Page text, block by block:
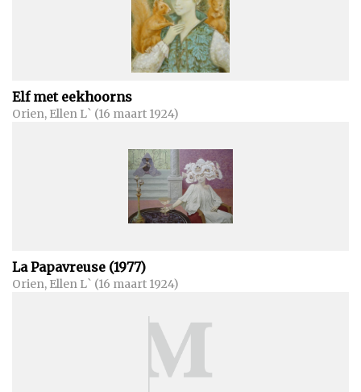
Elf met eekhoorns
Orien, Ellen L` (16 maart 1924)
La Papavreuse (1977)
Orien, Ellen L` (16 maart 1924)